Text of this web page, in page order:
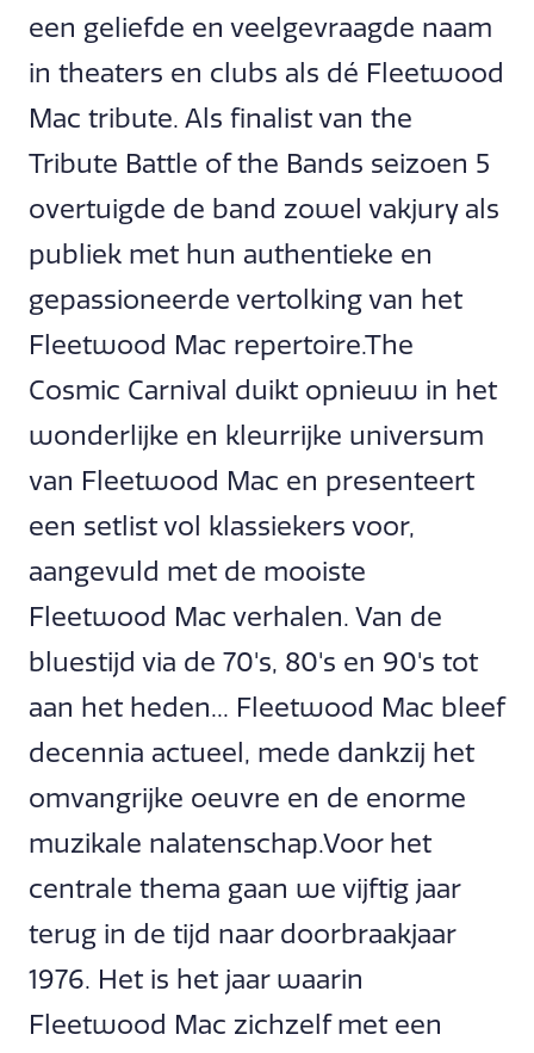
een geliefde en veelgevraagde naam
in theaters en clubs als dé Fleetwood
Mac tribute. Als finalist van the
Tribute Battle of the Bands seizoen 5
overtuigde de band zowel vakjury als
publiek met hun authentieke en
gepassioneerde vertolking van het
Fleetwood Mac repertoire.The
Cosmic Carnival duikt opnieuw in het
wonderlijke en kleurrijke universum
van Fleetwood Mac en presenteert
een setlist vol klassiekers voor,
aangevuld met de mooiste
Fleetwood Mac verhalen. Van de
bluestijd via de 70's, 80's en 90's tot
aan het heden... Fleetwood Mac bleef
decennia actueel, mede dankzij het
omvangrijke oeuvre en de enorme
muzikale nalatenschap.Voor het
centrale thema gaan we vijftig jaar
terug in de tijd naar doorbraakjaar
1976. Het is het jaar waarin
Fleetwood Mac zichzelf met een